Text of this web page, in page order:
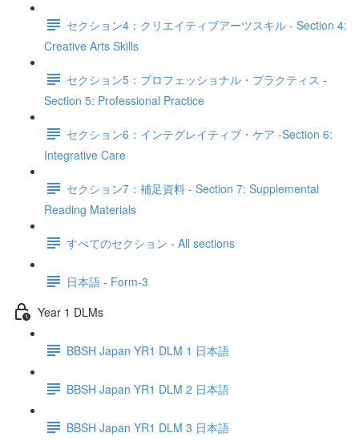
セクション4：クリエイティブアーツスキル - Section 4:
Creative Arts Skills
セクション5：プロフェッショナル・プラクティス -
Section 5: Professional Practice
セクション6：インテグレイティブ・ケア -Section 6:
Integrative Care
セクション7：補足資料 - Section 7: Supplemental
Reading Materials
すべてのセクション - All sections
日本語 - Form-3
Year 1 DLMs
BBSH Japan YR1 DLM 1 日本語
BBSH Japan YR1 DLM 2 日本語
BBSH Japan YR1 DLM 3 日本語